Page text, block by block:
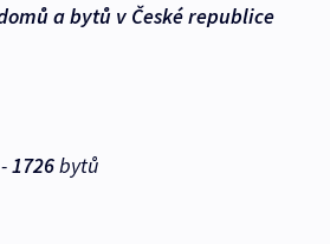
a bytů v České republice
1726bytů